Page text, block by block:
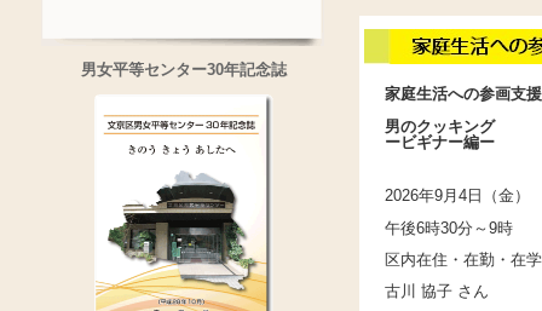
家庭生活への参画支
男のクッキング
ービギナー編ー
2026年9月4日（金）
午後6時30分～9時
区内在住・在勤・在
古川 協子 さん
男女平等センター30年記念誌